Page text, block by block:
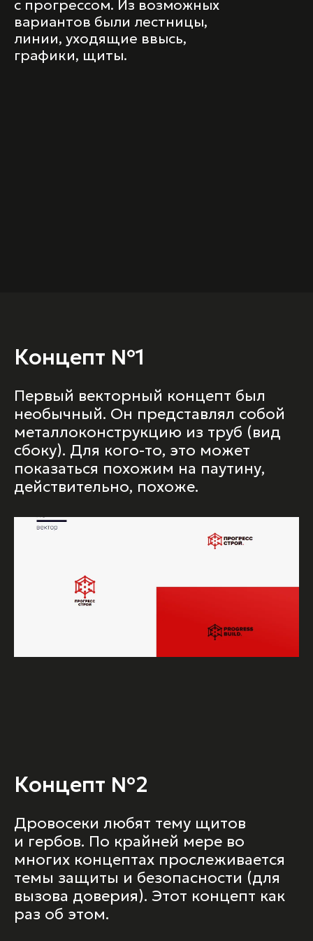
с прогрессом. Из возможных
вариантов были лестницы,
линии, уходящие ввысь,
графики, щиты.
Концепт №1
Первый векторный концепт был
необычный. Он представлял собой
металлоконструкцию из труб (вид
сбоку). Для кого-то, это может
показаться похожим на паутину,
действительно, похоже.
Концепт №2
Дровосеки любят тему щитов
и гербов. По крайней мере во
многих концептах прослеживается
темы защиты и безопасности (для
вызова доверия). Этот концепт как
раз об этом.